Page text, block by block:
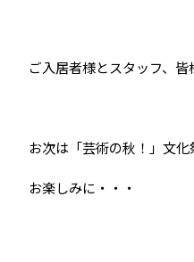
ご入居者様とスタッフ、
お次は「芸術の秋！」文
お楽しみに・・・